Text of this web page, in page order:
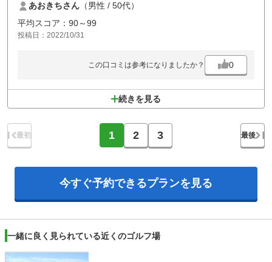
あおきちさん （男性 / 50代）
平均スコア：90～99
投稿日：2022/10/31
この口コミは参考になりましたか？ 0
続きを見る
最初 1 2 3 最後
今すぐ予約できるプランを見る
一緒に良く見られている近くのゴルフ場